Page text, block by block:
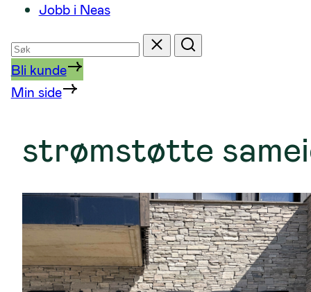
Jobb i Neas
Søk
etter
Tilbakestill
Søk
Bli kunde
Min side
strømstøtte